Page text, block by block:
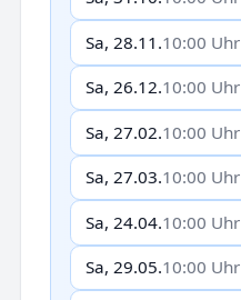
Sa, 28.11.10:00 Uhr
Sa, 26.12.10:00 Uhr
Sa, 27.02.10:00 Uhr
Sa, 27.03.10:00 Uhr
Sa, 24.04.10:00 Uhr
Sa, 29.05.10:00 Uhr